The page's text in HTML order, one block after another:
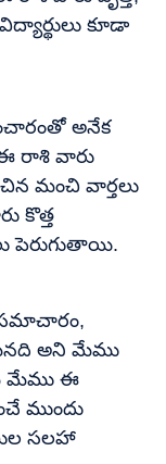
కూడా
అనేక
రాశి వారు
మంచి వార్తలు
కొత్త
పెరుగుతాయి.
సమాచారం,
అని మేము
మేము ఈ
ముందు
సలహా